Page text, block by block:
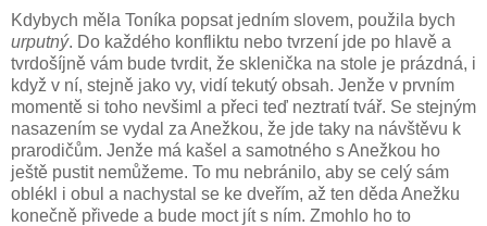
Kdybych měla Toníka popsat jedním slovem, použila bych
urputný. Do každého konfliktu nebo tvrzení jde po hlavě a
tvrdošíjně vám bude tvrdit, že sklenička na stole je prázdná, i
když v ní, stejně jako vy, vidí tekutý obsah. Jenže v prvním
momentě si toho nevšiml a přeci teď neztratí tvář. Se stejným
nasazením se vydal za Anežkou, že jde taky na návštěvu k
prarodičům. Jenže má kašel a samotného s Anežkou ho
ještě pustit nemůžeme. To mu nebránilo, aby se celý sám
oblékl i obul a nachystal se ke dveřím, až ten děda Anežku
konečně přivede a bude moct jít s ním. Zmohlo ho to